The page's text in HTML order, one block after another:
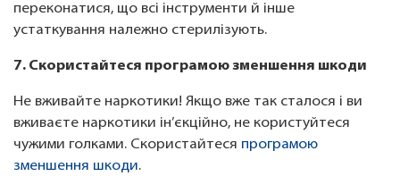
переконатися, що всі інструменти й інше
устаткування належно стерилізують.
7. Скористайтеся програмою зменшення шкоди
Не вживайте наркотики! Якщо вже так сталося і ви
вживаєте наркотики ін’єкційно, не користуйтеся
чужими голками. Скористайтеся програмою
зменшення шкоди.